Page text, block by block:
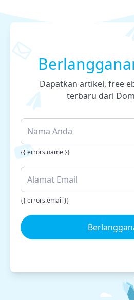
Dapatkan artikel, free
terbaru dari
{{ errors.name }}
{{ errors.email }}